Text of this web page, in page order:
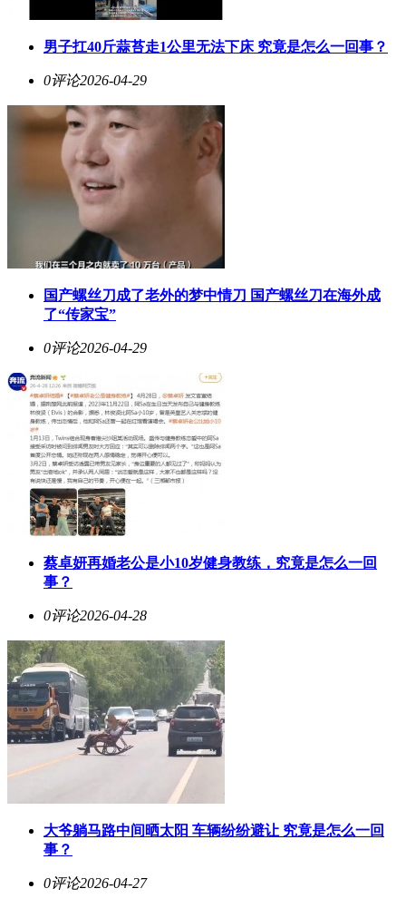
男子扛40斤蒜苔走1公里无法下床 究竟是怎么一回事？
0评论2026-04-29
国产螺丝刀成了老外的梦中情刀 国产螺丝刀在海外成
了“传家宝”
0评论2026-04-29
蔡卓妍再婚老公是小10岁健身教练，究竟是怎么一回
事？
0评论2026-04-28
大爷躺马路中间晒太阳 车辆纷纷避让 究竟是怎么一回
事？
0评论2026-04-27